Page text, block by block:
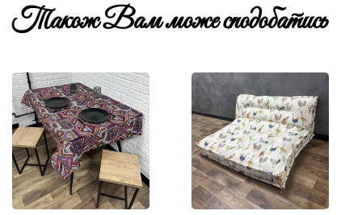
Також Вам може сподобатись